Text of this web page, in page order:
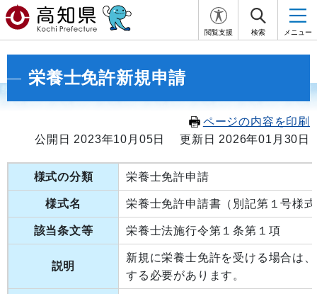
閲覧支援 検索 メニュー
栄養士免許新規申請
ページの内容を印刷
公開日 2023年10月05日
更新日 2026年01月30日
様式の分類 栄養士免許申請
様式名 栄養士免許申請書（別記第１号様
該当条文等 栄養士法施行令第１条第１項
説明
新規に栄養士免許を受ける場合は
する必要があります。